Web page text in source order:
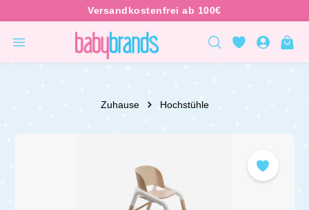
Zuhause Hochstühle